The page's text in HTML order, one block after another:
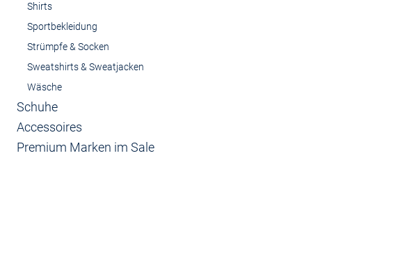
Shirts
Sportbekleidung
Strümpfe & Socken
Sweatshirts & Sweatjacken
Wäsche
Schuhe
Accessoires
Premium Marken im Sale